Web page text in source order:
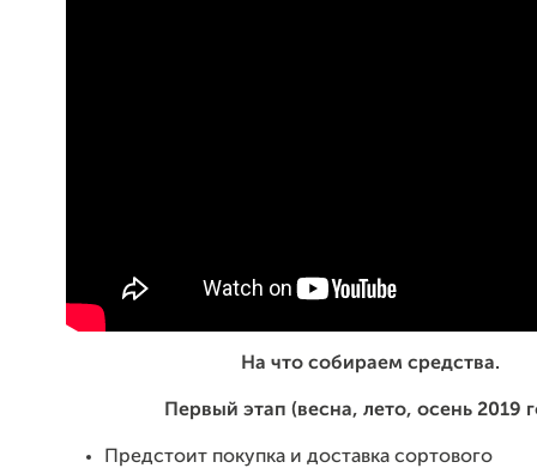
На что собираем средства.
Первый этап (весна, лето, осень 2019
Предстоит покупка и доставка сортового